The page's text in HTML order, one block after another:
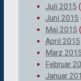
Juli 2015
Juni 2015
Mai 2015
April 2015
März 2015
Februar
Januar